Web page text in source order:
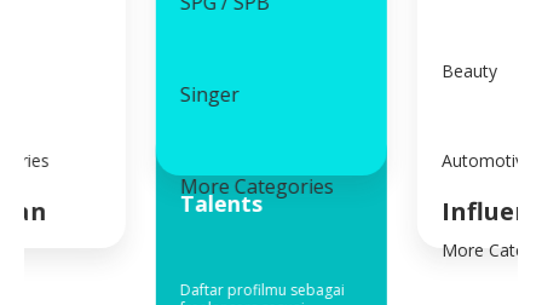
Singer
More Categories
Talents
Daftar profilmu sebagai
Beauty
Automotive
More